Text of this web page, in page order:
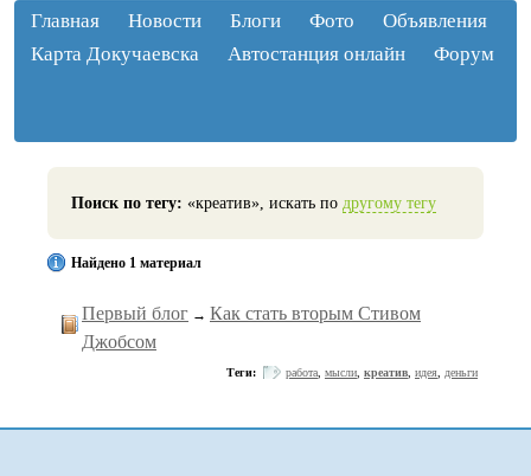
Главная Новости Блоги Фото
Объявления
Карта Докучаевска
Автостанция онлайн Форум
Поиск по тегу: «креатив», искать по другому тегу
Найдено 1 материал
Первый блог → Как стать вторым Стивом
Джобсом
Теги: работа мысли креатив идея деньги